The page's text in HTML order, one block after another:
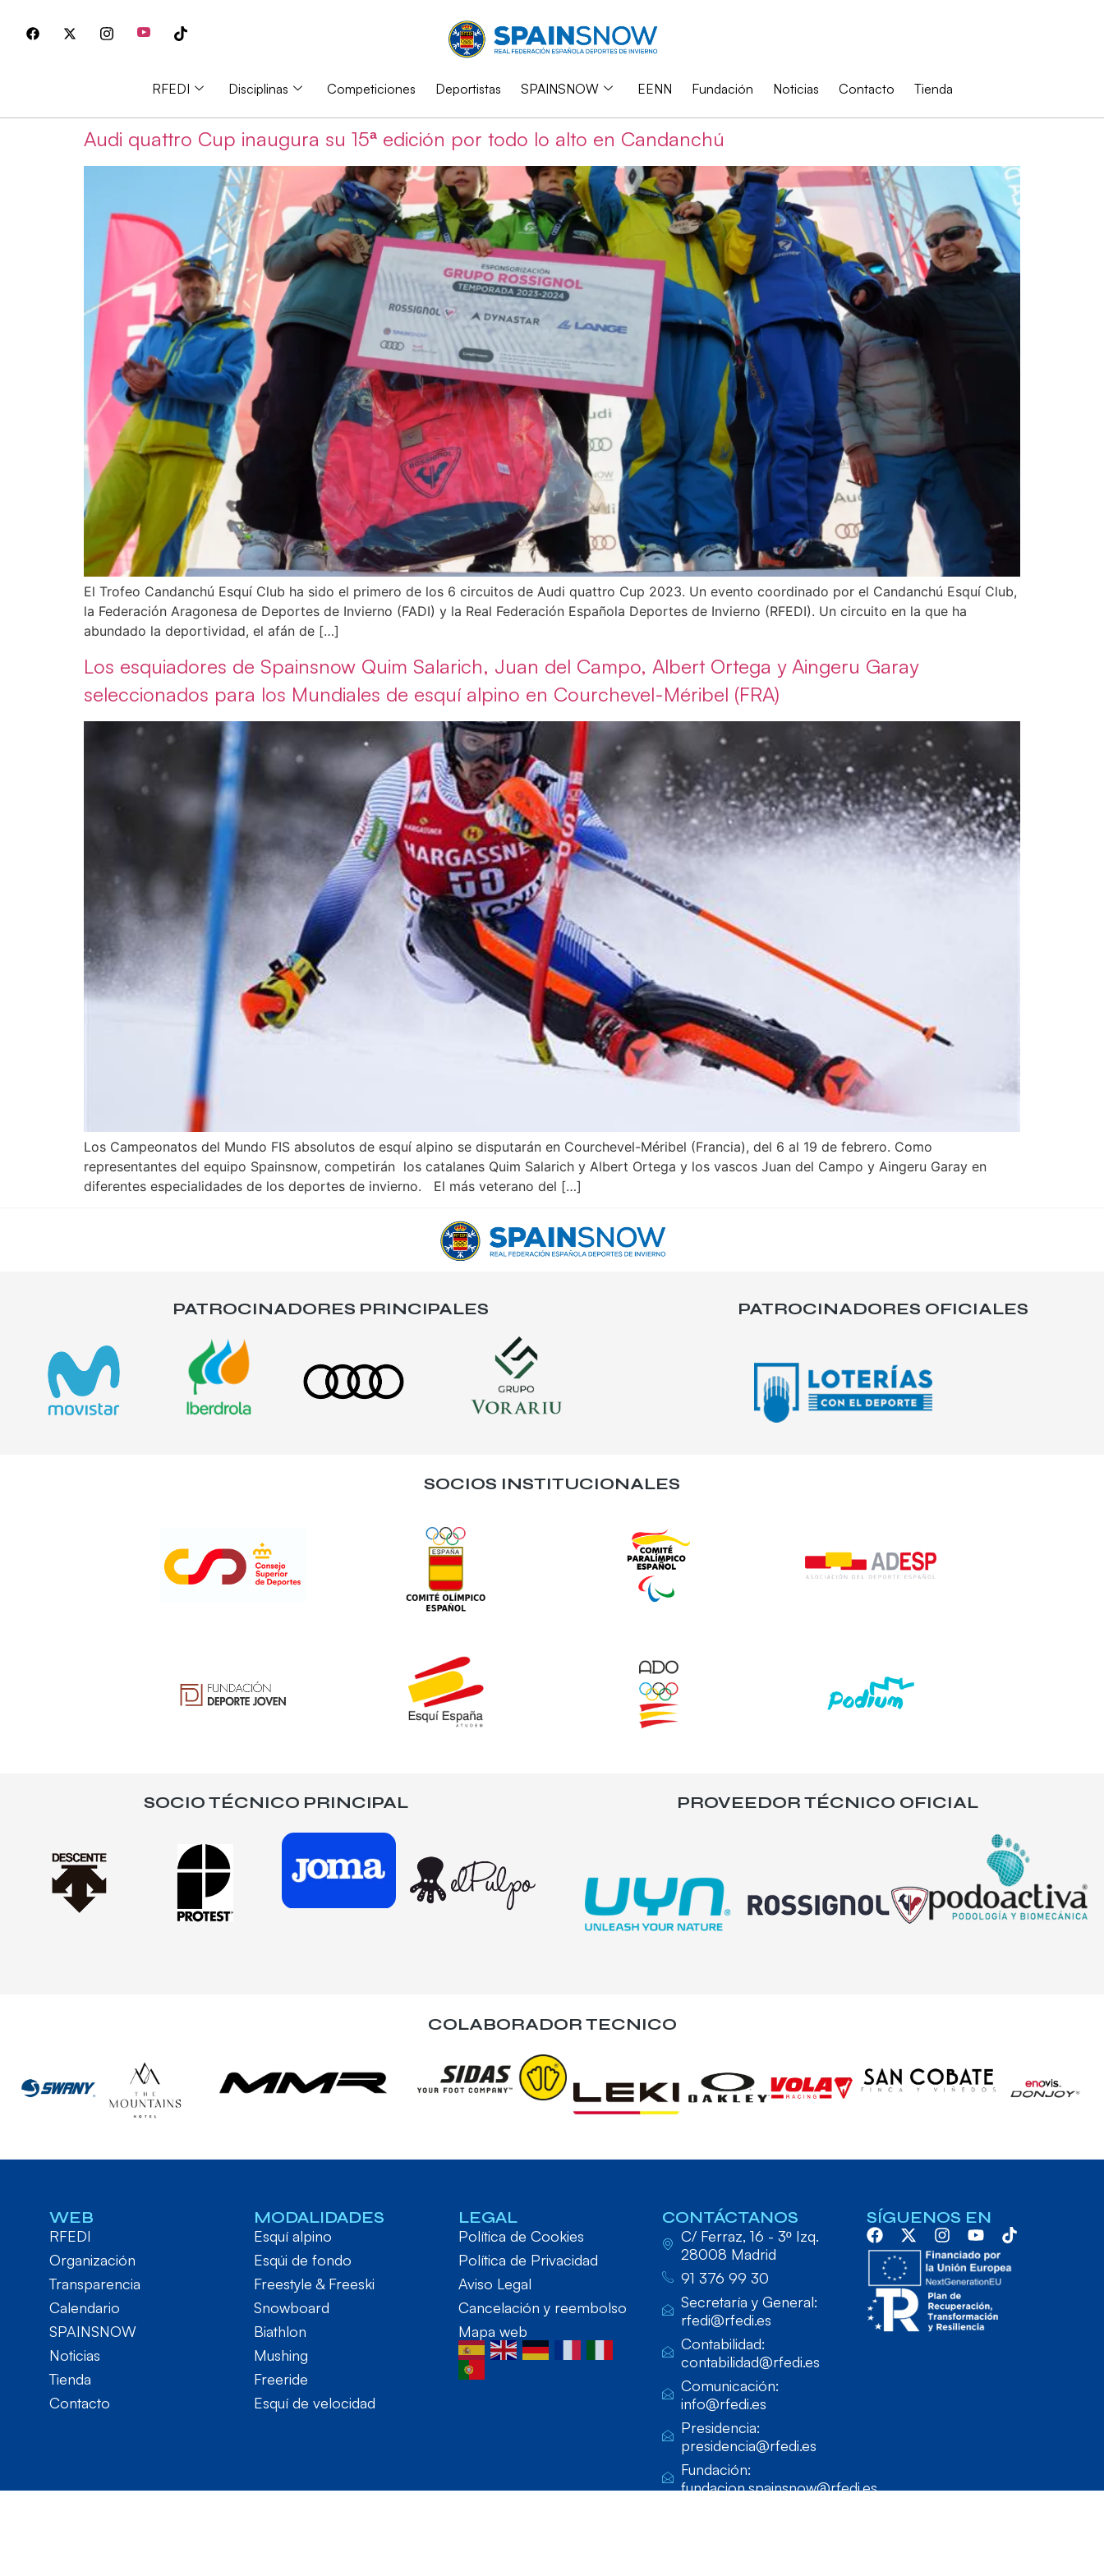
RFEDI Disciplinas Competiciones Deportistas SPAINSNOW EENN Fundación Noticias Contacto Tienda
Audi quattro Cup inaugura su 15ª edición por todo lo alto en Candanchú
El Trofeo Candanchú Esquí Club ha sido el primero de los 6 circuitos de Audi quattro Cup 2023. Un evento coordinado por el Candanchú Esquí Club,
la Federación Aragonesa de Deportes de Invierno (FADI) y la Real Federación Española Deportes de Invierno (RFEDI). Un circuito en la que ha
abundado la deportividad, el afán de […]
Los esquiadores de Spainsnow Quim Salarich, Juan del Campo, Albert Ortega y Aingeru Garay
seleccionados para los Mundiales de esquí alpino en Courchevel-Méribel (FRA)
Los Campeonatos del Mundo FIS absolutos de esquí alpino se disputarán en Courchevel-Méribel (Francia), del 6 al 19 de febrero. Como
representantes del equipo Spainsnow, competirán los catalanes Quim Salarich y Albert Ortega y los vascos Juan del Campo y Aingeru Garay en
diferentes especialidades de los deportes de invierno. El más veterano del […]
PATROCINADORES PRINCIPALES PATROCINADORES OFICIALES
SOCIOS INSTITUCIONALES
SOCIO TÉCNICO PRINCIPAL PROVEEDOR TÉCNICO OFICIAL
COLABORADOR TECNICO
WEB
RFEDI
Organización
Transparencia
Calendario
SPAINSNOW
Noticias
Tienda
Contacto
MODALIDADES
Esquí alpino
Esqúi de fondo
Freestyle & Freeski
Snowboard
Biathlon
Mushing
Freeride
Esquí de velocidad
LEGAL
Política de Cookies
Política de Privacidad
Aviso Legal
Cancelación y reembolso
Mapa web
CONTÁCTANOS
C/ Ferraz, 16 - 3º Izq.
28008 Madrid
91 376 99 30
Secretaría y General:
rfedi@rfedi.es
Contabilidad:
contabilidad@rfedi.es
Comunicación:
info@rfedi.es
Presidencia:
presidencia@rfedi.es
Fundación:
fundacion.spainsnow@rfedi.es
SÍGUENOS EN